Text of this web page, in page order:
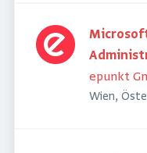
epunkt
Wien,